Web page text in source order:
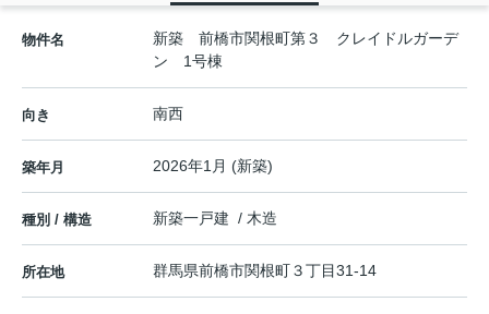
物件名
新築 前橋市関根町第３ クレイドルガーデ
ン 1号棟
向き 南西
築年月 2026年1月 (新築)
種別 / 構造 新築一戸建 / 木造
所在地 群馬県前橋市関根町３丁目31-14